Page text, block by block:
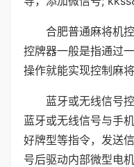
合肥普通麻将机
控牌器一般是指通过
操作就能实现控制麻
蓝牙或无线信号
蓝牙或无线信号与手
好牌型等指令，发送
号后驱动内部微型电